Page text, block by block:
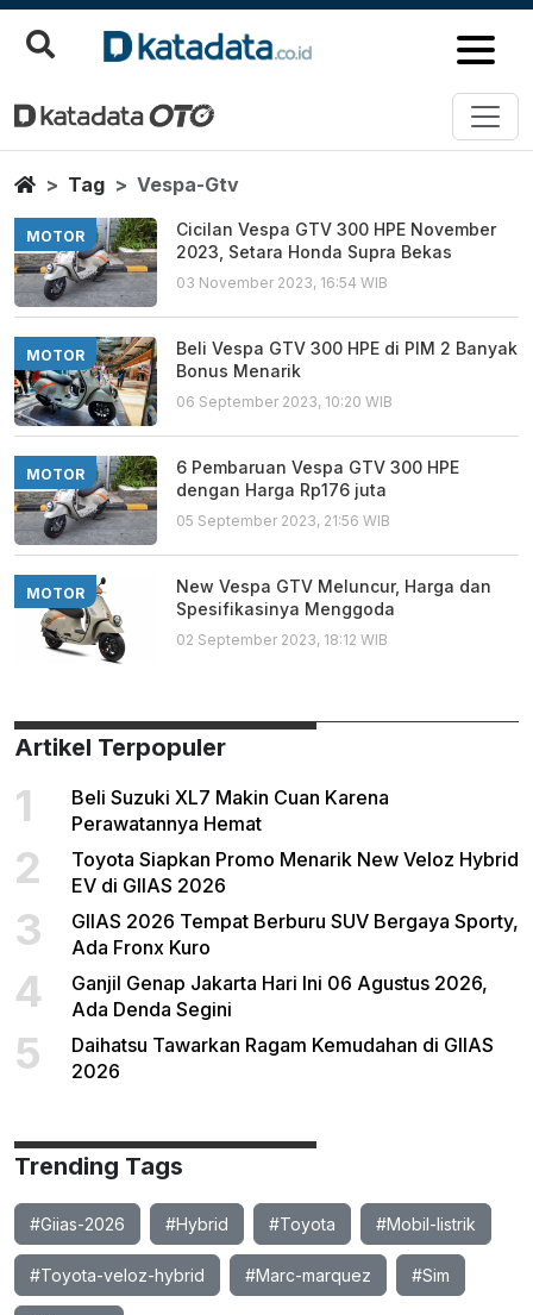
Vespa Gtv
Berita Terbaru
HomeTag Vespa-Gtv
MOTOR
Cicilan Vespa GTV 300 HPE November
2023, Setara Honda Supra Bekas
03 November 2023, 16:54 WIB
MOTOR
Beli Vespa GTV 300 HPE di PIM 2 Banyak
Bonus Menarik
06 September 2023, 10:20 WIB
MOTOR
6 Pembaruan Vespa GTV 300 HPE
dengan Harga Rp176 juta
05 September 2023, 21:56 WIB
MOTOR
New Vespa GTV Meluncur, Harga dan
Spesifikasinya Menggoda
02 September 2023, 18:12 WIB
Artikel Terpopuler
1
Beli Suzuki XL7 Makin Cuan Karena
Perawatannya Hemat
2
Toyota Siapkan Promo Menarik New Veloz Hybrid
EV di GIIAS 2026
3
GIIAS 2026 Tempat Berburu SUV Bergaya Sporty,
Ada Fronx Kuro
4
Ganjil Genap Jakarta Hari Ini 06 Agustus 2026,
Ada Denda Segini
5
Daihatsu Tawarkan Ragam Kemudahan di GIIAS
2026
Trending Tags
#Giias-2026 #Hybrid #Toyota #Mobil-listrik
#Toyota-veloz-hybrid #Marc-marquez #Sim